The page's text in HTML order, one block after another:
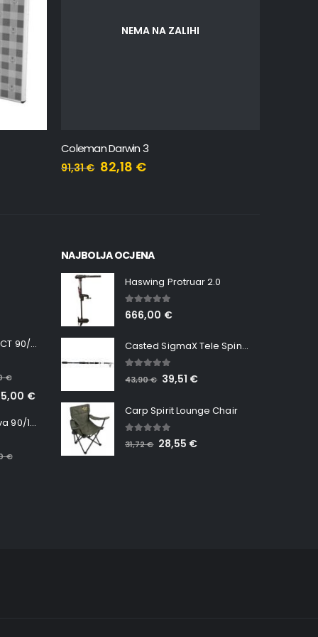
NEMA NA ZALIHI
Coleman Darwin 3
91,31€ 82,18 €
Minn Kota RT INSTINCT 90/115 WR QUEST
€
€
Minn Kota RT Terrova 90/115 WR QUEST
€
NAJBOLJA OCJENA
Haswing Protruar 2.0
5.00 out of 5
666,00 €
Casted SigmaX Tele Spin, 300cm, 40-80gr
out of 5
43,90€ 39,51 €
Carp Spirit Lounge Chair
out of 5
31,72€ 28,55 €